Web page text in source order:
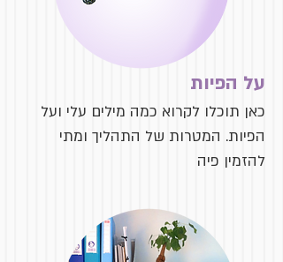
על הפיות
כאן תוכלו לקרוא כמה מילים עלי ועל
הפיות. המטרות של התהליך ומתי
להזמין פיה